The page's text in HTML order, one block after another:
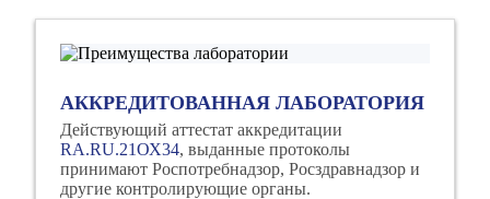
АККРЕДИТОВАННАЯ ЛАБОРАТОРИЯ
Действующий аттестат аккредитации
RA.RU.21ОХ34, выданные протоколы
принимают Роспотребнадзор, Росздравнадзор и
другие контролирующие органы.